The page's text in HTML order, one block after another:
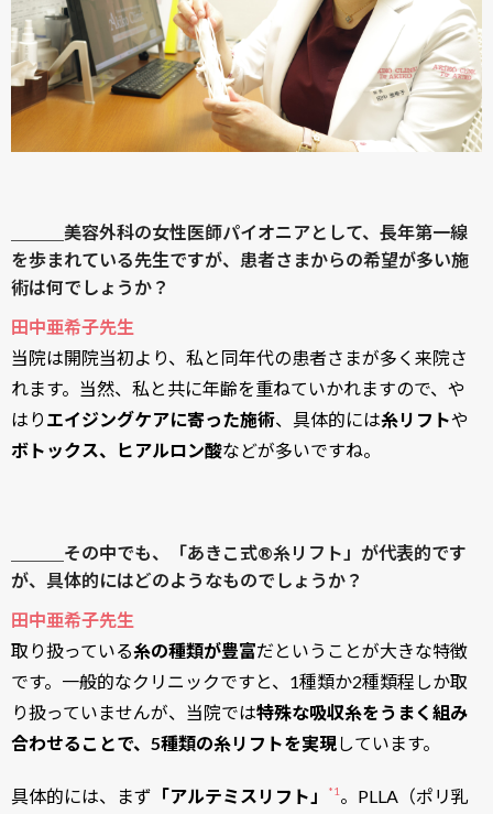
＿＿＿美容外科の女性医師パイオニアとして、長年第一線
を歩まれている先生ですが、患者さまからの希望が多い施
術は何でしょうか？
田中亜希子先生
当院は開院当初より、私と同年代の患者さまが多く来院さ
れます。当然、私と共に年齢を重ねていかれますので、や
はり エイジングケアに寄った施術、具体的には糸リフトや
ボトックス、ヒアルロン酸などが多いですね。
＿＿＿その中でも、「あきこ式®糸リフト」が代表的です
が、具体的にはどのようなものでしょうか？
田中亜希子先生
取り扱っている糸の種類が豊富だということが大きな特徴
です。一般的なクリニックですと、1種類か2種類程しか取
り扱っていませんが、当院では特殊な吸収糸をうまく組み
合わせることで、5種類の糸リフトを実現 しています。
具体的には、まず 「アルテミスリフト」 *1 ​​。PLLA（ポリ乳